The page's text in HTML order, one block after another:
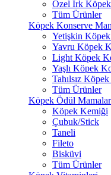
Özel Irk Köpek
Tüm Ürünler
Köpek Konserve
Yetişkin
Yavru Köpek
Light Köpek
Yaşlı Köpek
Tahılsız
Tüm Ürünler
Köpek Ödül
Köpek Kemiği
Çubuk/Stick
Taneli
Fileto
Bisküvi
Tüm Ürünler